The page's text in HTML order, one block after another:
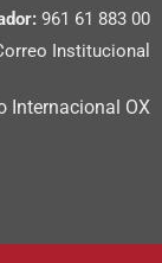
961 61 883 00
Institucional
Internacional OX